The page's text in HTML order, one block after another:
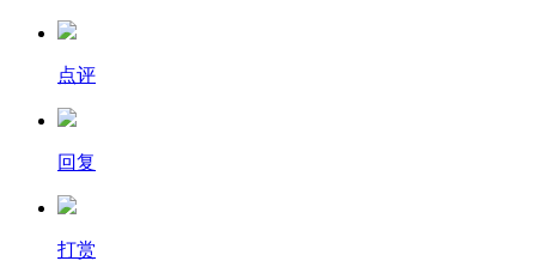
点评
回复
打赏